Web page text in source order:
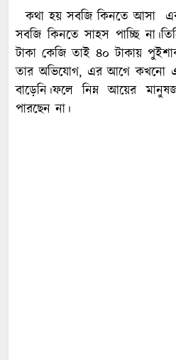
কথা হয় সবজি কিনতে আসা
সবজি কিনতে সাহস পাচ্ছি
টাকা কেজি তাই ৪০ টাকায়
তার অভিযোগ, এর আগে কখনো
বাড়েনি।ফলে নিম্ন আয়ের
পারছেন না।